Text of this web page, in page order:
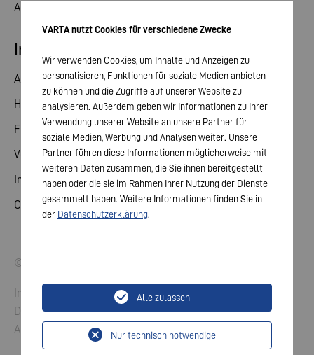
Aktuelles
Investor Relations
Aktie
Hauptversammlung
Finanzkalender
Veröffentlichungen
Investorenkontakt
Corporate Governance
© 2026 VARTA AG. Alle Rechte vorbehalten.
Impressum
Datenschutz
AGB
VARTA nutzt Cookies für verschiedene Zwecke
Wir verwenden Cookies, um Inhalte und Anzeigen zu
personalisieren, Funktionen für soziale Medien anbieten
zu können und die Zugriffe auf unserer Website zu
analysieren. Außerdem geben wir Informationen zu Ihrer
Verwendung unserer Website an unsere Partner für
soziale Medien, Werbung und Analysen weiter. Unsere
Partner führen diese Informationen möglicherweise mit
weiteren Daten zusammen, die Sie ihnen bereitgestellt
haben oder die sie im Rahmen Ihrer Nutzung der Dienste
gesammelt haben. Weitere Informationen finden Sie in
der Datenschutzerklärung.
Nur technisch notwendige
Alle zulassen